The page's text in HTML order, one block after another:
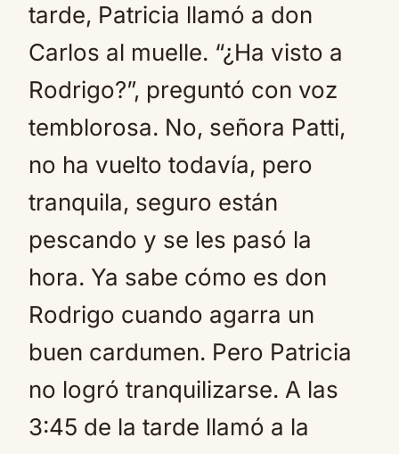
tarde, Patricia llamó a don
Carlos al muelle. “¿Ha visto a
Rodrigo?”, preguntó con voz
temblorosa. No, señora Patti,
no ha vuelto todavía, pero
tranquila, seguro están
pescando y se les pasó la
hora. Ya sabe cómo es don
Rodrigo cuando agarra un
buen cardumen. Pero Patricia
no logró tranquilizarse. A las
3:45 de la tarde llamó a la